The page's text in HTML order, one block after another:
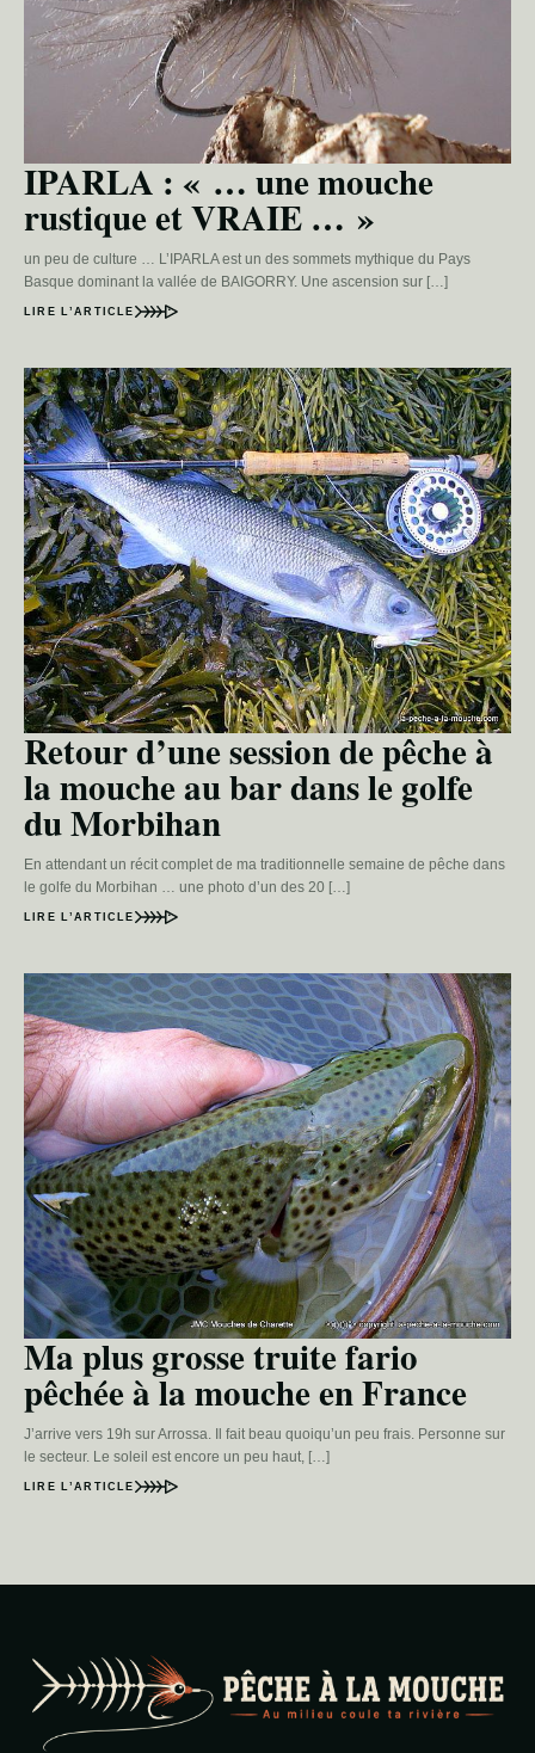
IPARLA : « … une mouche
rustique et VRAIE … »
un peu de culture … L’IPARLA est un des sommets mythique du Pays
Basque dominant la vallée de BAIGORRY. Une ascension sur […]
LIRE L’ARTICLE
Retour d’une session de pêche à
la mouche au bar dans le golfe
du Morbihan
En attendant un récit complet de ma traditionnelle semaine de pêche dans
le golfe du Morbihan … une photo d’un des 20 […]
LIRE L’ARTICLE
Ma plus grosse truite fario
pêchée à la mouche en France
J’arrive vers 19h sur Arrossa. Il fait beau quoiqu’un peu frais. Personne sur
le secteur. Le soleil est encore un peu haut, […]
LIRE L’ARTICLE